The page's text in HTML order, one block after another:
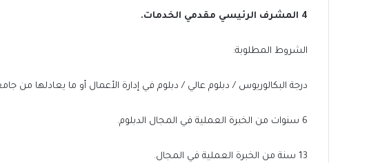
4 المشرف الرئيسي مقدمي الخدمات.
الشروط المطلوبة:
درجة البكالوريوس / دبلوم عالي / دبلوم في إدارة الأعمال أو ما يعادلها من
6 سنوات من الخبرة العملية في المجال الدبلوم.
13 سنة من الخبرة العملية في المجال.